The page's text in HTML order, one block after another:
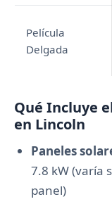
Película
Delgada
Qué Incluye
en Lincoln
Paneles
7.8 kW (varía
panel)